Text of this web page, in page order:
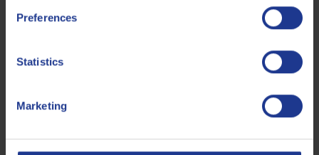
Preferences
Statistics
Marketing
Q8 T 520 SAE 20
Aceite de motor